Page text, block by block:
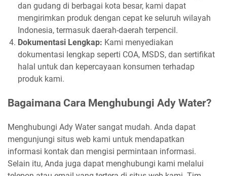
dan gudang di berbagai kota besar, kami dapat
mengirimkan produk dengan cepat ke seluruh wilayah
Indonesia, termasuk daerah-daerah terpencil.
Dokumentasi Lengkap: Kami menyediakan
dokumentasi lengkap seperti COA, MSDS, dan sertifikat
halal untuk dan kepercayaan konsumen terhadap
produk kami.
Bagaimana Cara Menghubungi Ady Water?
Menghubungi Ady Water sangat mudah. Anda dapat
mengunjungi situs web kami untuk mendapatkan
informasi kontak dan mengisi permintaan informasi.
Selain itu, Anda juga dapat menghubungi kami melalui